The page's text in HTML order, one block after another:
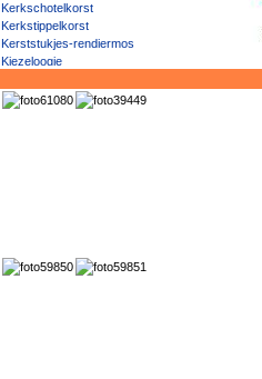
Kerkschotelkorst
Kerkstippelkorst
Kerststukjes-rendiermos
Kiezeloogje
Klein baardmos
Klein schorssteeltje
Klein schriftmos